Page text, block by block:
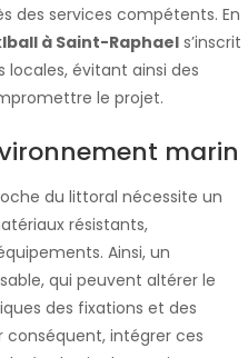
des services compétents. En
à Saint-Raphaels’inscrit
évitant ainsi des
le projet.
marin
du littoral nécessite un
résistants,
Ainsi, un
qui peuvent altérer le
des fixations et des
conséquent, intégrer ces